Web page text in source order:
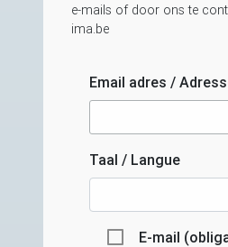
e-mails of door ons te
ima.be
Email adres /
Taal / Langue
E-mail